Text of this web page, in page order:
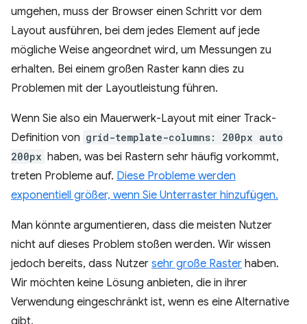
umgehen, muss der Browser einen Schritt vor dem
Layout ausführen, bei dem jedes Element auf jede
mögliche Weise angeordnet wird, um Messungen zu
erhalten. Bei einem großen Raster kann dies zu
Problemen mit der Layoutleistung führen.
Wenn Sie also ein Mauerwerk-Layout mit einer Track-
Definition von grid-template-columns: 200px auto
200px haben, was bei Rastern sehr häufig vorkommt,
treten Probleme auf. Diese Probleme werden
exponentiell größer, wenn Sie Unterraster hinzufügen.
Man könnte argumentieren, dass die meisten Nutzer
nicht auf dieses Problem stoßen werden. Wir wissen
jedoch bereits, dass Nutzer sehr große Raster haben.
Wir möchten keine Lösung anbieten, die in ihrer
Verwendung eingeschränkt ist, wenn es eine Alternative
gibt.